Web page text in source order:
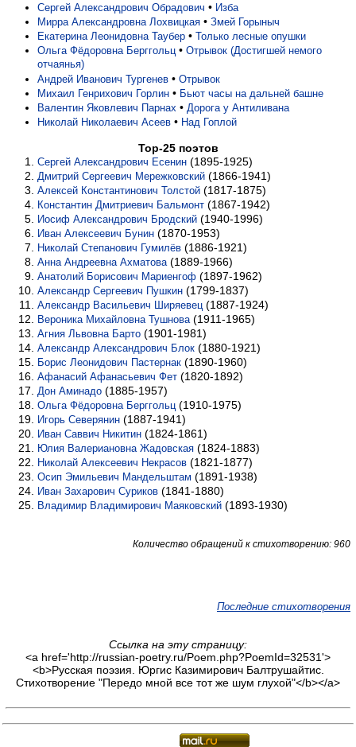
Сергей Александрович Обрадович • Изба
Мирра Александровна Лохвицкая • Змей Горыныч
Екатерина Леонидовна Таубер • Только лесные опушки
Ольга Фёдоровна Берггольц • Отрывок (Достигшей немого
отчаянья)
Андрей Иванович Тургенев • Отрывок
Михаил Генрихович Горлин • Бьют часы на дальней башне
Валентин Яковлевич Парнах • До­ро­га у Ан­ти­ли­ва­на
Николай Николаевич Асеев • Над Гоплой
Top-25 поэтов
Сергей Александрович Есенин (1895-1925)
Дмитрий Сергеевич Мережковский (1866-1941)
Алексей Константинович Толстой (1817-1875)
Константин Дмитриевич Бальмонт (1867-1942)
Иосиф Александрович Бродский (1940-1996)
Иван Алексеевич Бунин (1870-1953)
Николай Степанович Гумилёв (1886-1921)
Анна Андреевна Ахматова (1889-1966)
Анатолий Борисович Мариенгоф (1897-1962)
Александр Сергеевич Пушкин (1799-1837)
Александр Васильевич Ширяевец (1887-1924)
Вероника Михайловна Тушнова (1911-1965)
Агния Львовна Барто (1901-1981)
Александр Александрович Блок (1880-1921)
Борис Леонидович Пастернак (1890-1960)
Афанасий Афанасьевич Фет (1820-1892)
Дон Аминадо (1885-1957)
Ольга Фёдоровна Берггольц (1910-1975)
Игорь Северянин (1887-1941)
Иван Саввич Никитин (1824-1861)
Юлия Валериановна Жадовская (1824-1883)
Николай Алексеевич Некрасов (1821-1877)
Осип Эмильевич Мандельштам (1891-1938)
Иван Захарович Суриков (1841-1880)
Владимир Владимирович Маяковский (1893-1930)
Количество обращений к стихотворению: 960
Последние стихотворения
Ссылка на эту страницу:
<a href='http://russian-poetry.ru/Poem.php?PoemId=32531'>
<b>Русская поэзия. Юргис Казимирович Балтрушайтис.
Стихотворение "Передо мной все тот же шум глухой"</b></a>